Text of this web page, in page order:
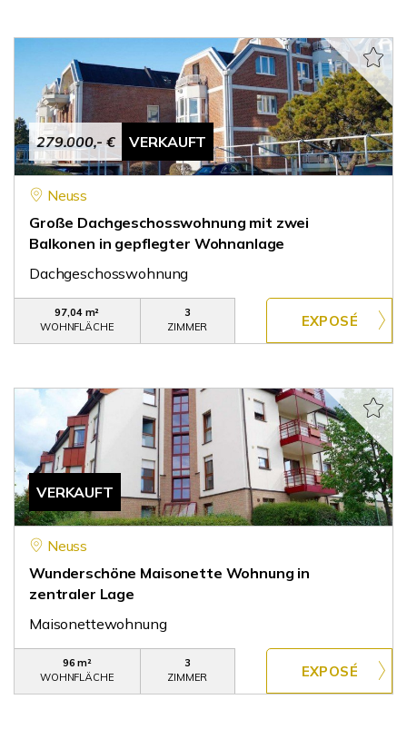
279.000,- € VERKAUFT
Neuss
Große Dachgeschosswohnung mit zwei
Balkonen in gepflegter Wohnanlage
Dachgeschosswohnung
97,04 m²
WOHNFLÄCHE
3
ZIMMER
VERKAUFT
Neuss
Wunderschöne Maisonette Wohnung in
zentraler Lage
Maisonettewohnung
96 m²
WOHNFLÄCHE
3
ZIMMER